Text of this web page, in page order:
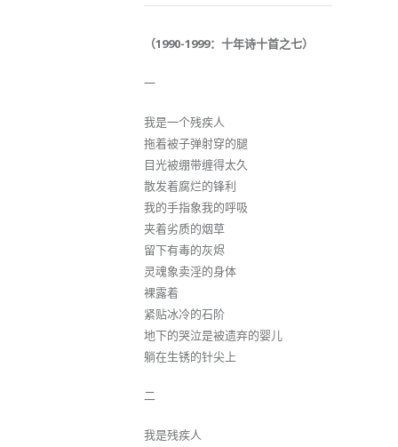
（1990-1999：十年诗十首之七）
一
我是一个残疾人
拖着被子弹射穿的腿
目光被绷带缠得太久
散发着腐烂的锋利
我的手指象我的呼吸
夹着劣质的烟草
留下有毒的灰烬
灵魂象卖淫的身体
裸露着
紧贴冰冷的石阶
地下的哭泣是被遗弃的婴儿
躺在生锈的针尖上
二
我是残疾人